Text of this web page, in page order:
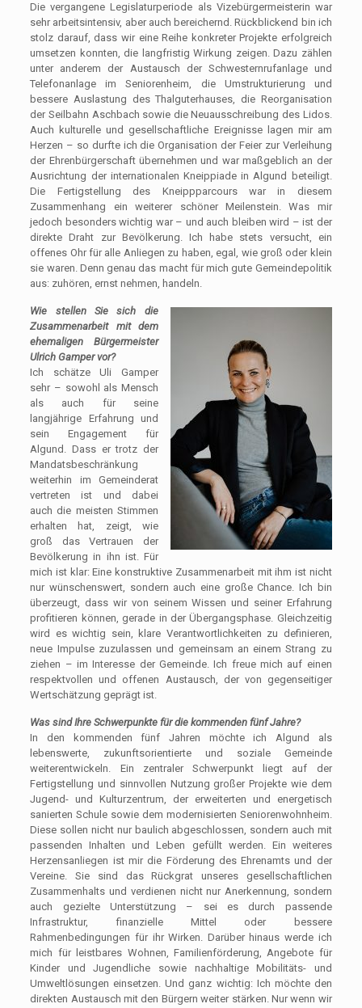
Die vergangene Legislaturperiode als Vizebürgermeisterin war
sehr arbeitsintensiv, aber auch bereichernd. Rückblickend bin ich
stolz darauf, dass wir eine Reihe konkreter Projekte erfolgreich
umsetzen konnten, die langfristig Wirkung zeigen. Dazu zählen
unter anderem der Austausch der Schwesternrufanlage und
Telefonanlage im Seniorenheim, die Umstrukturierung und
bessere Auslastung des Thalguterhauses, die Reorganisation
der Seilbahn Aschbach sowie die Neuausschreibung des Lidos.
Auch kulturelle und gesellschaftliche Ereignisse lagen mir am
Herzen – so durfte ich die Organisation der Feier zur Verleihung
der Ehrenbürgerschaft übernehmen und war maßgeblich an der
Ausrichtung der internationalen Kneippiade in Algund beteiligt.
Die Fertigstellung des Kneippparcours war in diesem
Zusammenhang ein weiterer schöner Meilenstein. Was mir
jedoch besonders wichtig war – und auch bleiben wird – ist der
direkte Draht zur Bevölkerung. Ich habe stets versucht, ein
offenes Ohr für alle Anliegen zu haben, egal, wie groß oder klein
sie waren. Denn genau das macht für mich gute Gemeindepolitik
aus: zuhören, ernst nehmen, handeln.
Wie stellen Sie sich die
Zusammenarbeit mit dem
ehemaligen Bürgermeister
Ulrich Gamper vor?
Ich schätze Uli Gamper
sehr – sowohl als Mensch
als auch für seine
langjährige Erfahrung und
sein Engagement für
Algund. Dass er trotz der
Mandatsbeschränkung
weiterhin im Gemeinderat
vertreten ist und dabei
auch die meisten Stimmen
erhalten hat, zeigt, wie
groß das Vertrauen der
Bevölkerung in ihn ist. Für
mich ist klar: Eine konstruktive Zusammenarbeit mit ihm ist nicht
nur wünschenswert, sondern auch eine große Chance. Ich bin
überzeugt, dass wir von seinem Wissen und seiner Erfahrung
profitieren können, gerade in der Übergangsphase. Gleichzeitig
wird es wichtig sein, klare Verantwortlichkeiten zu definieren,
neue Impulse zuzulassen und gemeinsam an einem Strang zu
ziehen – im Interesse der Gemeinde. Ich freue mich auf einen
respektvollen und offenen Austausch, der von gegenseitiger
Wertschätzung geprägt ist.
Was sind Ihre Schwerpunkte für die kommenden fünf Jahre?
In den kommenden fünf Jahren möchte ich Algund als
lebenswerte, zukunftsorientierte und soziale Gemeinde
weiterentwickeln. Ein zentraler Schwerpunkt liegt auf der
Fertigstellung und sinnvollen Nutzung großer Projekte wie dem
Jugend- und Kulturzentrum, der erweiterten und energetisch
sanierten Schule sowie dem modernisierten Seniorenwohnheim.
Diese sollen nicht nur baulich abgeschlossen, sondern auch mit
passenden Inhalten und Leben gefüllt werden. Ein weiteres
Herzensanliegen ist mir die Förderung des Ehrenamts und der
Vereine. Sie sind das Rückgrat unseres gesellschaftlichen
Zusammenhalts und verdienen nicht nur Anerkennung, sondern
auch gezielte Unterstützung – sei es durch passende
Infrastruktur, finanzielle Mittel oder bessere
Rahmenbedingungen für ihr Wirken. Darüber hinaus werde ich
mich für leistbares Wohnen, Familienförderung, Angebote für
Kinder und Jugendliche sowie nachhaltige Mobilitäts- und
Umweltlösungen einsetzen. Und ganz wichtig: Ich möchte den
direkten Austausch mit den Bürgern weiter stärken. Nur wenn wir